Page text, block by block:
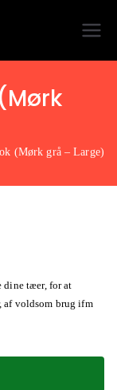
(Mørk grå – Large)
dine tæer, for at
af voldsom brug ifm